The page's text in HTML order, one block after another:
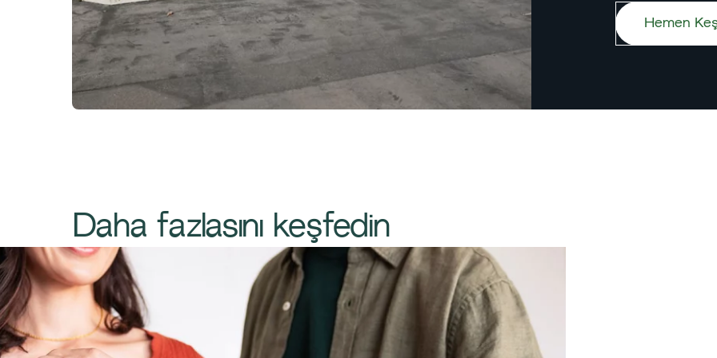
Hemen
​​​Daha fazlasını keşfedin​